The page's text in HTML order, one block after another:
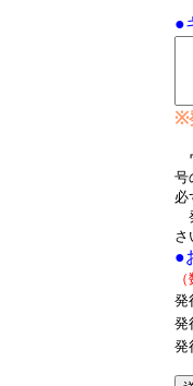
●
※
号
必
さ
●
発
発
発